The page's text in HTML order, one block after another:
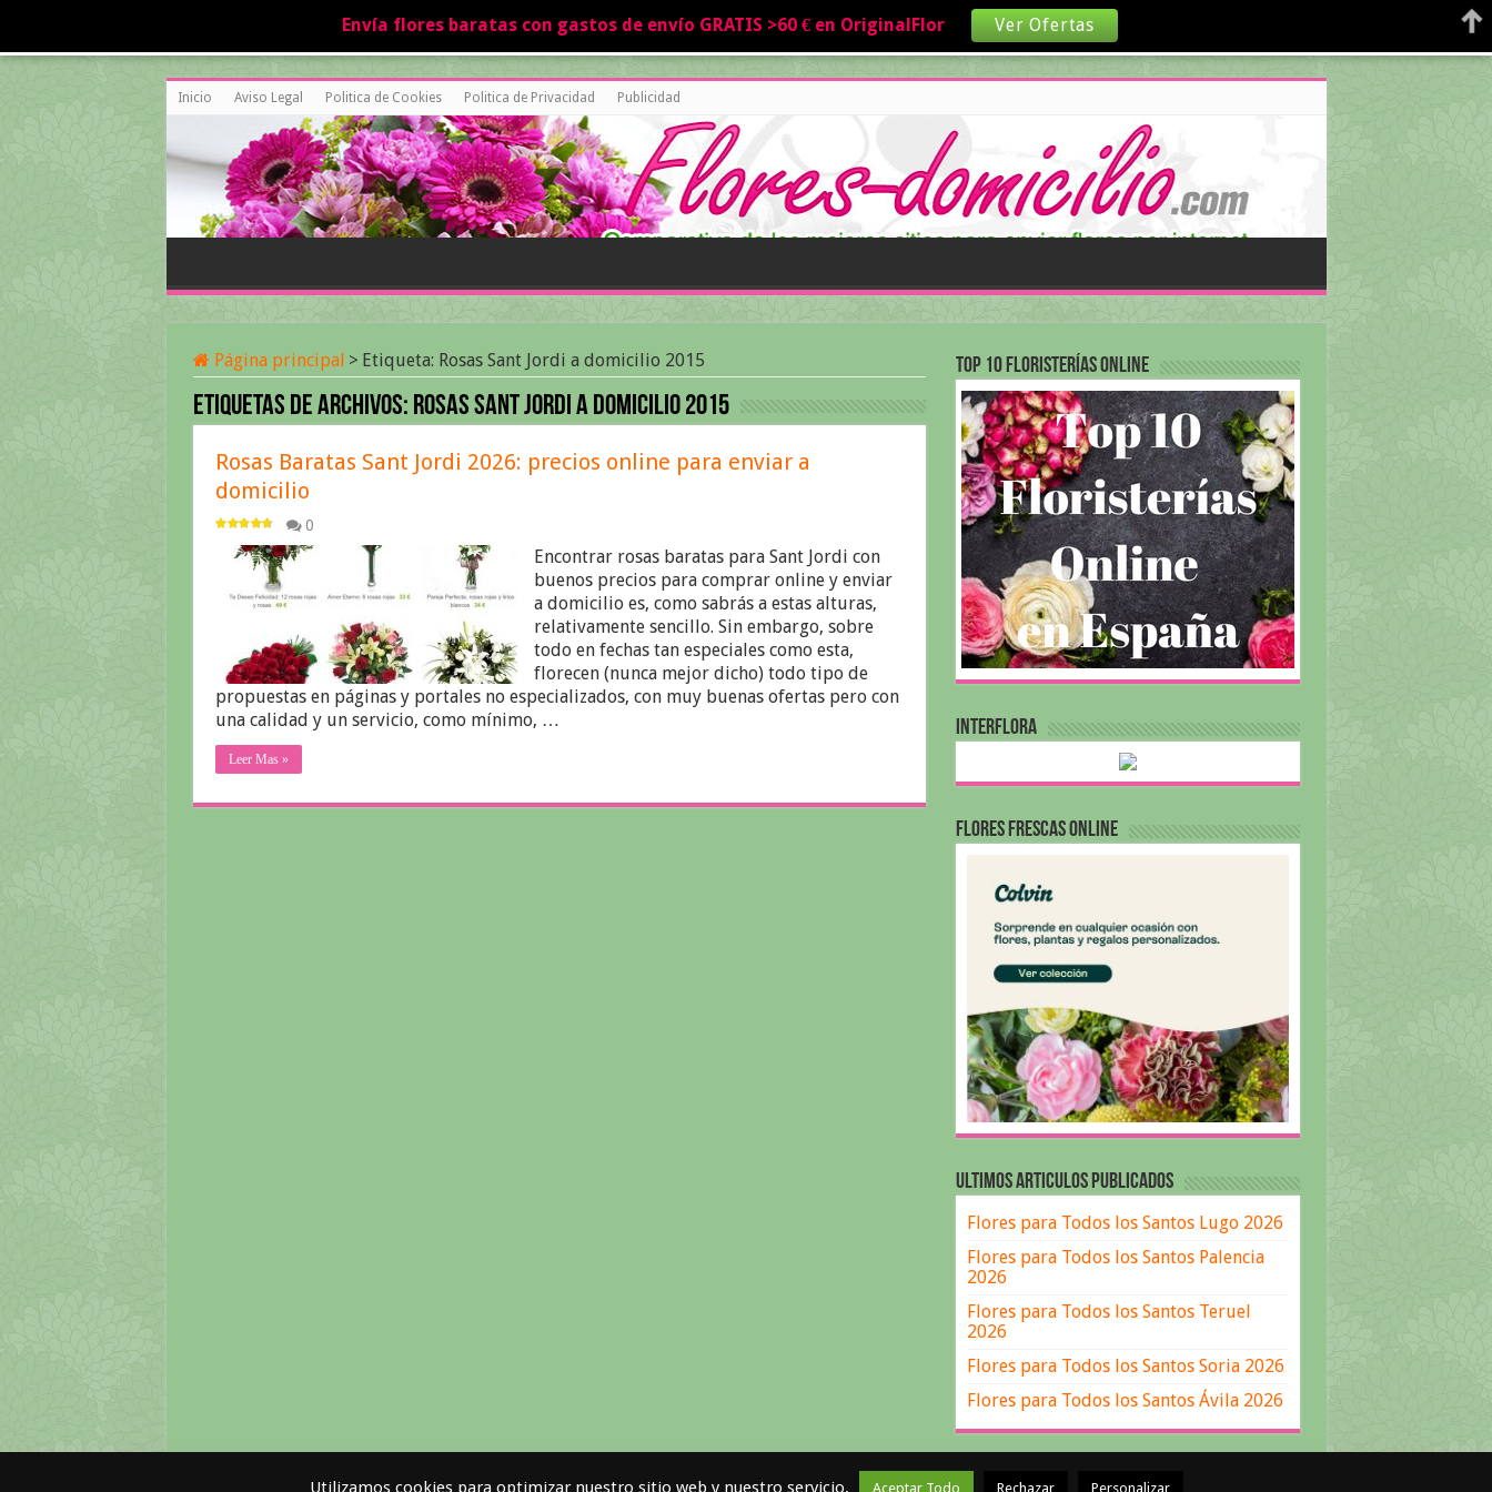
Inicio Aviso Legal Politica de Cookies Politica de Privacidad Publicidad
Página principal > Etiqueta: Rosas Sant Jordi a domicilio 2015
Etiquetas de archivos: Rosas Sant Jordi a domicilio 2015
Rosas Baratas Sant Jordi 2026: precios online para enviar a
domicilio
0
Encontrar rosas baratas para Sant Jordi con
buenos precios para comprar online y enviar
a domicilio es, como sabrás a estas alturas,
relativamente sencillo. Sin embargo, sobre
todo en fechas tan especiales como esta,
florecen (nunca mejor dicho) todo tipo de
propuestas en páginas y portales no especializados, con muy buenas ofertas pero con
una calidad y un servicio, como mínimo, …
Leer Mas »
Top 10 Floristerías Online
INTERFLORA
FLORES FRESCAS ONLINE
ULTIMOS ARTICULOS PUBLICADOS
Flores para Todos los Santos Lugo 2026
Flores para Todos los Santos Palencia
2026
Flores para Todos los Santos Teruel
2026
Flores para Todos los Santos Soria 2026
Flores para Todos los Santos Ávila 2026
Utilizamos cookies para optimizar nuestro sitio web y nuestro servicio. Aceptar Todo Rechazar Personalizar
Envía flores baratas con gastos de envío GRATIS >60 € en OriginalFlor Ver Ofertas